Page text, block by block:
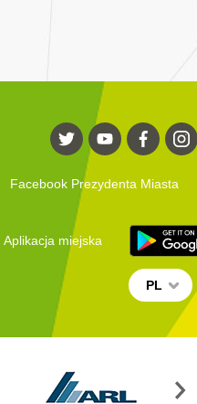
Facebook Prezydenta Miasta
Aplikacja miejska
PL